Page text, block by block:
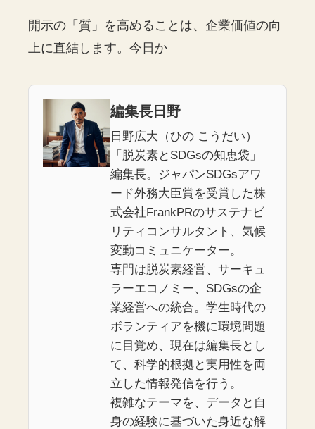
開示の「質」を高めることは、企業価値の向
上に直結します。今日か
編集長日野
日野広大（ひの こうだい）
「脱炭素とSDGsの知恵袋」
編集長。ジャパンSDGsアワ
ード外務大臣賞を受賞した株
式会社FrankPRのサステナビ
リティコンサルタント、気候
変動コミュニケーター。
専門は脱炭素経営、サーキュ
ラーエコノミー、SDGsの企
業経営への統合。学生時代の
ボランティアを機に環境問題
に目覚め、現在は編集長とし
て、科学的根拠と実用性を両
立した情報発信を行う。
複雑なテーマを、データと自
身の経験に基づいた身近な解